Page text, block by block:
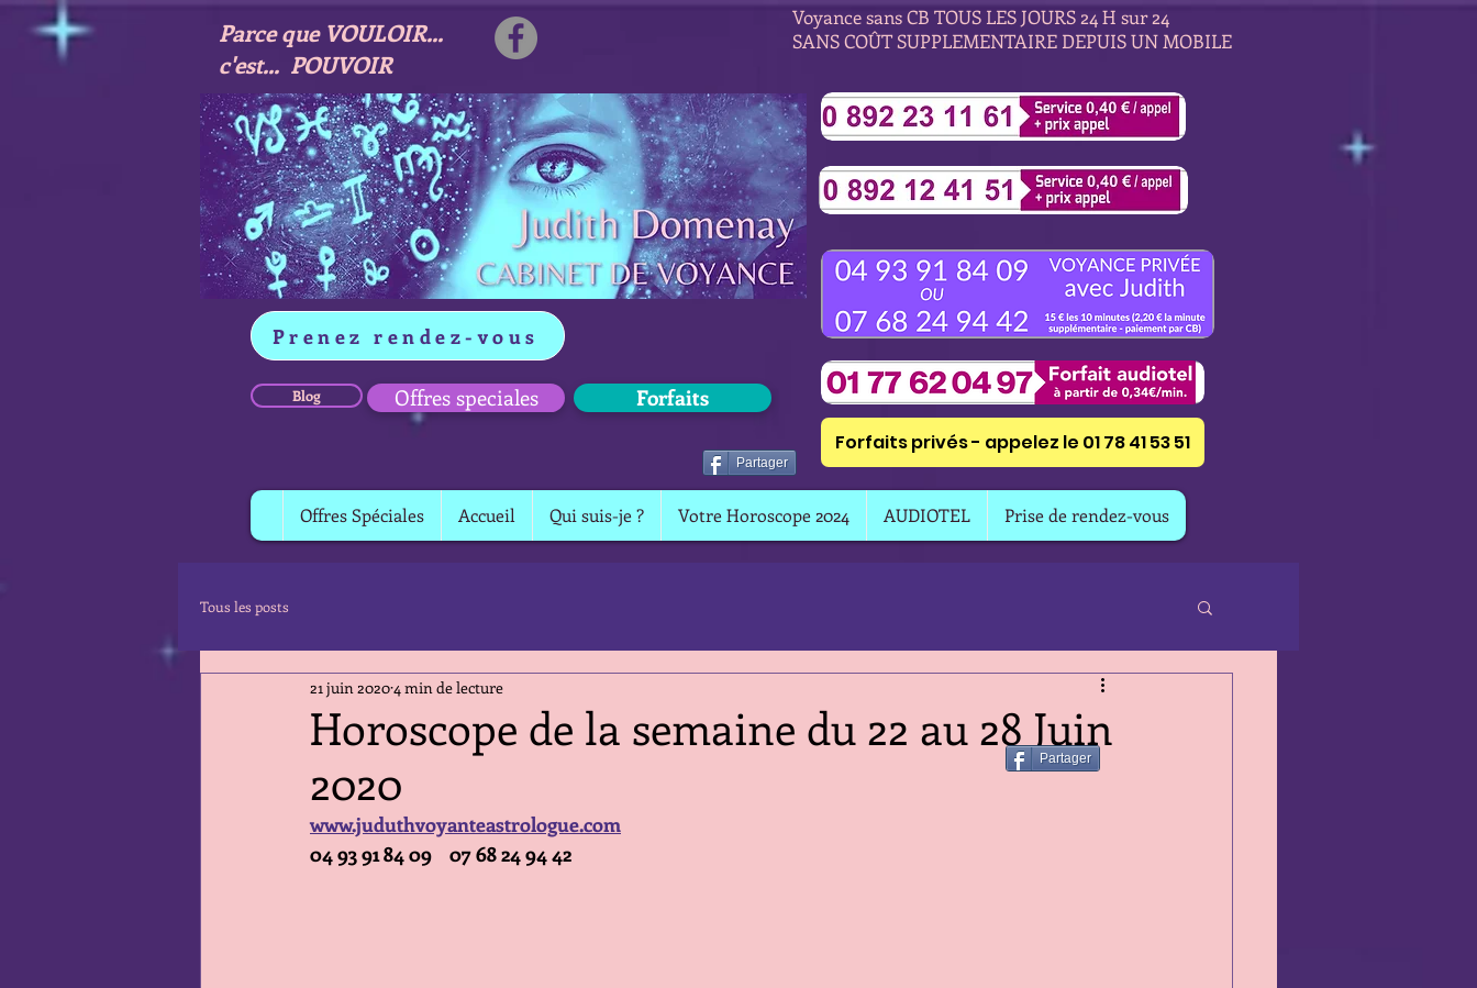
Voyance sans CB TOUS LES JOURS 24 H sur 24
SANS COÛT SUPPLEMENTAIRE DEPUIS UN MOBILE
Parce que VOULOIR...
c'est... POUVOIR
Prenez rendez-vous
Blog Offres speciales Forfaits
Partager
Forfaits privés - appelez le 01 78 41 53 51
Offres Spéciales Accueil Qui suis-je ? Votre Horoscope 2024 AUDIOTEL Prise de rendez-vous
Tous les posts
Horoscope de la semaine du 22 au 28 Juin
2020
21 juin 20204 min de lecture
www.juduthvoyanteastrologue.com
04 93 91 84 09    07 68 24 94 42
Partager